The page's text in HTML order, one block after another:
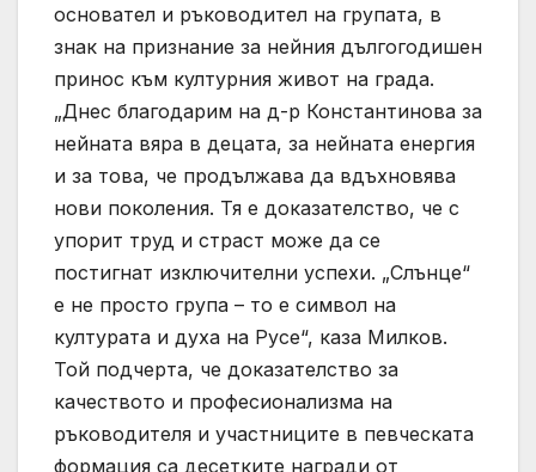
основател и ръководител на групата, в
знак на признание за нейния дългогодишен
принос към културния живот на града.
„Днес благодарим на д-р Константинова за
нейната вяра в децата, за нейната енергия
и за това, че продължава да вдъхновява
нови поколения. Тя е доказателство, че с
упорит труд и страст може да се
постигнат изключителни успехи. „Слънце“
е не просто група – то е символ на
културата и духа на Русе“, каза Милков.
Той подчерта, че доказателство за
качеството и професионализма на
ръководителя и участниците в певческата
формация са десетките награди от